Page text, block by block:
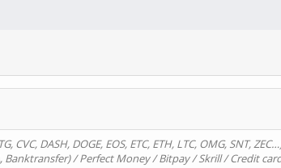
DASH, DOGE, EOS, ETC, ETH, LTC, OMG, SNT,
Banktransfer) / Perfect Money / Bitpay / Skrill / Credit